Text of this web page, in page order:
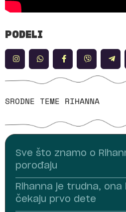
PODELI
SRODNE TEME RIHANNA
Sve što znamo o
porođaju
Rihanna je trudna, ona
čekaju prvo dete